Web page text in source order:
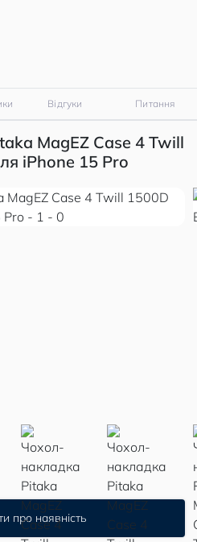
Відгуки Питання
MagEZ Case 4 Twill
iPhone 15 Pro
про наявність